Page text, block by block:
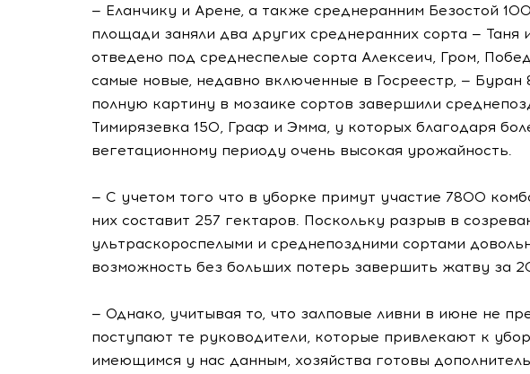
— Еланчику и Арене, а также среднеранним Безостой
площади заняли два других среднеранних сорта —
отведено под среднеспелые сорта Алексеич, Гром,
самые новые, недавно включенные в Госреестр, —
полную картину в мозаике сортов завершили
Тимирязевка 150, Граф и Эмма, у которых благодаря
вегетационному периоду очень высокая урожайность.
— С учетом того что в уборке примут участие 7800
них составит 257 гектаров. Поскольку разрыв в
ультраскороспелыми и среднепоздними сортами
возможность без больших потерь завершить жатву за
— Однако, учитывая то, что залповые ливни в июне не
поступают те руководители, которые привлекают к
имеющимся у нас данным, хозяйства готовы